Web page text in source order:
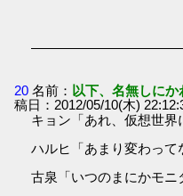
20 名前： 以下、名無しに
稿日：2012/05/10(木)
キョン「あれ、仮想世界
ハルヒ「あまり変わって
古泉「いつのまにかモニ